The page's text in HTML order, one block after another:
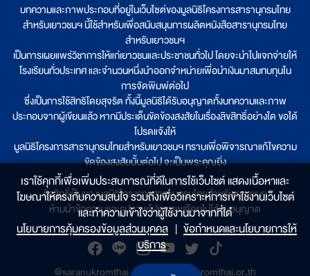
บทความและภาพประกอบที่อยู่ในเว็บไซต์ของมูลนิธิโครงการสารานุกรมไทย
สำหรับเยาวชนฯ นี้ใช้สำหรับเพื่อสนับสนุนการผลิตหนังสือสารานุกรมไทย
สำหรับเยาวชนฯ
เป็นการเผยแพร่วิชาการให้แก่เยาวชนและประชาชนทั่วไป โดยจะนำไปแจกจ่ายให้
โรงเรียนทั่วประเทศ และจำนวนหนึ่งนำออกจำหน่ายเพื่อนำเงินมาสมทบทุนใน
การจัดพิมพ์ต่อไป
ซึ่งเป็นการใช้สิทธิโดยสุจริต ทั้งนี้มูลนิธิได้รับอนุญาตทั้งบทความและภาพ
ประกอบจากผู้เขียนแล้ว หากมีประเด็นขัดข้องสงสัยในเรื่องลิขสิทธิ์อย่างใด ขอได้
โปรดแจ้งให้
มูลนิธิโครงการสารานุกรมไทยสำหรับเยาวชนฯ ทราบเพื่อพิจารณาแก้ไขความ
ขัดข้องสงสัยนั้นต่อไป จะเป็นพระคุณยิ่ง
ลิขสิทธิ์เป็นของมูลนิธิโครงการสารานุกรมไทยสำหรับเยาวชนฯ
ห้ามนำข้อความและรูปภาพไปเผยแพร่โดยไม่ได้รับอนุญาต
@saranukromthai | www.saranukromthai.or.th
เราใช้คุกกี้เพื่อเพิ่มประสบการณ์ที่ดีในการใช้เว็บไซต์ แสดงเนื้อหาและ
โฆษณาให้ตรงกับความสนใจ รวมถึงเพื่อวิเคราะห์การเข้าใช้งานเว็บไซต์
และทำความเข้าใจว่าผู้ใช้งานมาจากที่ใด๋
นโยบายการคุ้มครองข้อมูลส่วนบุคคล | ข้อกำหนดและนโยบายการให้
บริการ